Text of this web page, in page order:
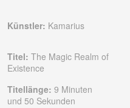
Künstler: Kamarius
Titel: The Magic Realm of
Existence
Titellänge: 9 Minuten
und 50 Sekunden